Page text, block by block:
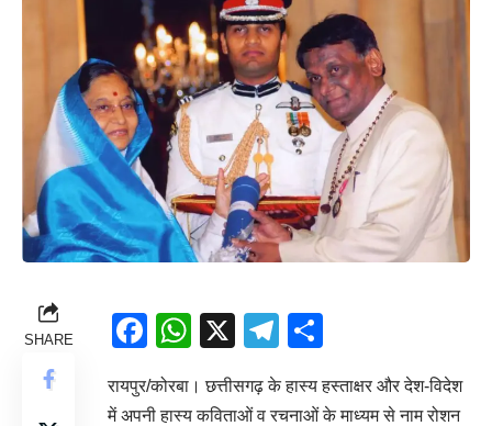
SHARE Facebook
WhatsApp
X Telegram
रायपुर/कोरबा। छत्तीसगढ़ के हास्य हस्ताक्षर और देश-विदेश
में अपनी हास्य कविताओं व रचनाओं के माध्यम से नाम रोशन